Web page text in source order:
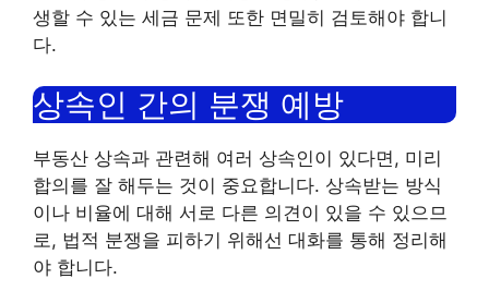
생할 수 있는 세금 문제 또한 면밀히 검토해야 합니
다.
상속인 간의 분쟁 예방
부동산 상속과 관련해 여러 상속인이 있다면, 미리
합의를 잘 해두는 것이 중요합니다. 상속받는 방식
이나 비율에 대해 서로 다른 의견이 있을 수 있으므
로, 법적 분쟁을 피하기 위해선 대화를 통해 정리해
야 합니다.